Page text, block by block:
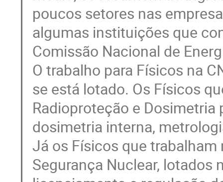
poucos setores nas
algumas instituições que
Comissão Nacional de
O trabalho para Físicos na
se está lotado. Os Físicos
Radioproteção e Dosimetria
dosimetria interna,
Já os Físicos que
Segurança Nuclear, lotados